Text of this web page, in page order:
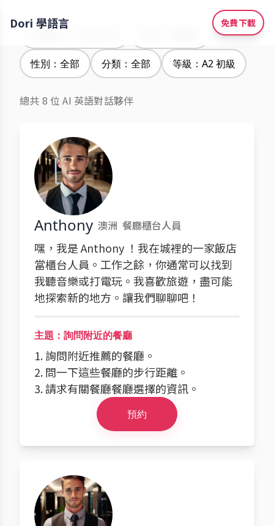
Dori 學語言 免費下載
性別：全部 分類：全部 等級：A2 初級
總共 8 位 AI 英語對話夥伴
Anthony 澳洲 餐廳櫃台人員
嘿，我是 Anthony ！我在城裡的一家飯店
當櫃台人員。工作之餘，你通常可以找到
我聽音樂或打電玩。我喜歡旅遊，盡可能
地探索新的地方。讓我們聊聊吧！
主題：詢問附近的餐廳
1. 詢問附近推薦的餐廳。
2. 問一下這些餐廳的步行距離。
3. 請求有關餐廳餐廳選擇的資訊。
預約